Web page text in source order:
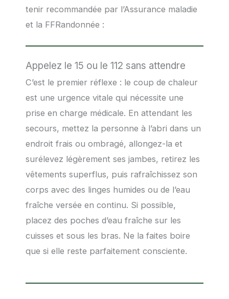
tenir recommandée par l’Assurance maladie
et la FFRandonnée :
Appelez le 15 ou le 112 sans attendre
C’est le premier réflexe : le coup de chaleur
est une urgence vitale qui nécessite une
prise en charge médicale. En attendant les
secours, mettez la personne à l’abri dans un
endroit frais ou ombragé, allongez-la et
surélevez légèrement ses jambes, retirez les
vêtements superflus, puis rafraîchissez son
corps avec des linges humides ou de l’eau
fraîche versée en continu. Si possible,
placez des poches d’eau fraîche sur les
cuisses et sous les bras. Ne la faites boire
que si elle reste parfaitement consciente.